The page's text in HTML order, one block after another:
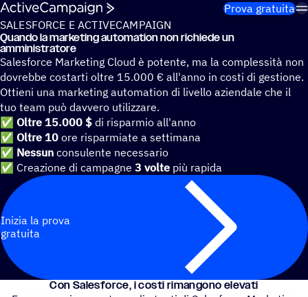
Salta al contenuto
Prova gratuita
SALESFORCE E ACTIVECAMPAIGN
Quando la marke­ting auto­ma­tion non richiede un
amministratore
Salesforce Marketing Cloud è potente, ma la complessità non
dovrebbe costarti oltre 15.000 € all'anno in costi di gestione.
Ottieni una marketing automation di livello aziendale che il
tuo team può davvero utilizzare.
✅ Oltre 15.000 $ di risparmio all'anno
✅ Oltre 10 ore risparmiate a settimana
✅ Nessun consulente necessario
✅ Creazione di campagne 3 volte più rapida
Inizia la prova
gratuita
Con Sale­sforce, i costi rimangono elevati